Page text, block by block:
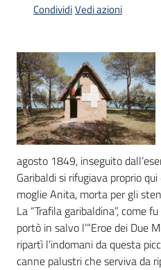
Servizi
Leggi
Atti
Bandi
Piani
Programmi
Progetti
CondividiVedi azioni
agosto 1849, inseguito
Garibaldi si rifugiava proprio
moglie Anita, morta per gli
La “Trafila garibaldina”, come
portò in salvo l’“Eroe dei Due
ripartì l’indomani da questa
canne palustri che serviva da